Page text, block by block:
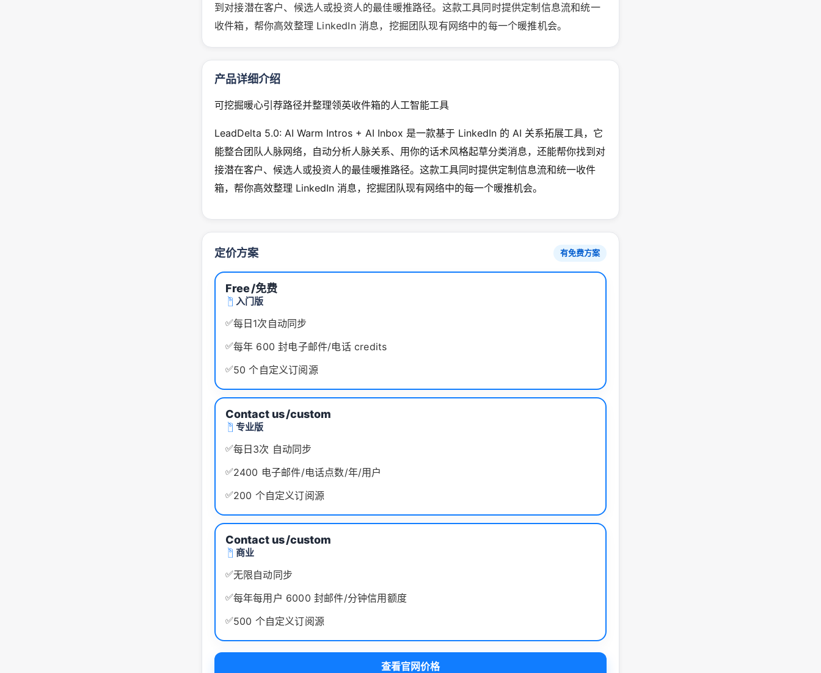
到对接潜在客户、候选人或投资人的最佳暖推路径。这款工具同时提供定制信息流和统一
收件箱，帮你高效整理 LinkedIn 消息，挖掘团队现有网络中的每一个暖推机会。
产品详细介绍
可挖掘暖心引荐路径并整理领英收件箱的人工智能工具
LeadDelta 5.0: AI Warm Intros + AI Inbox 是一款基于 LinkedIn 的 AI 关系拓展工具，它
能整合团队人脉网络，自动分析人脉关系、用你的话术风格起草分类消息，还能帮你找到对
接潜在客户、候选人或投资人的最佳暖推路径。这款工具同时提供定制信息流和统一收件
箱，帮你高效整理 LinkedIn 消息，挖掘团队现有网络中的每一个暖推机会。
定价方案 有免费方案
Free/免费
入门版
✅每日1次自动同步
✅每年 600 封电子邮件/电话 credits
✅50 个自定义订阅源
Contact us/custom
专业版
✅每日3次 自动同步
✅2400 电子邮件/电话点数/年/用户
✅200 个自定义订阅源
Contact us/custom
商业
✅无限自动同步
✅每年每用户 6000 封邮件/分钟信用额度
✅500 个自定义订阅源
查看官网价格